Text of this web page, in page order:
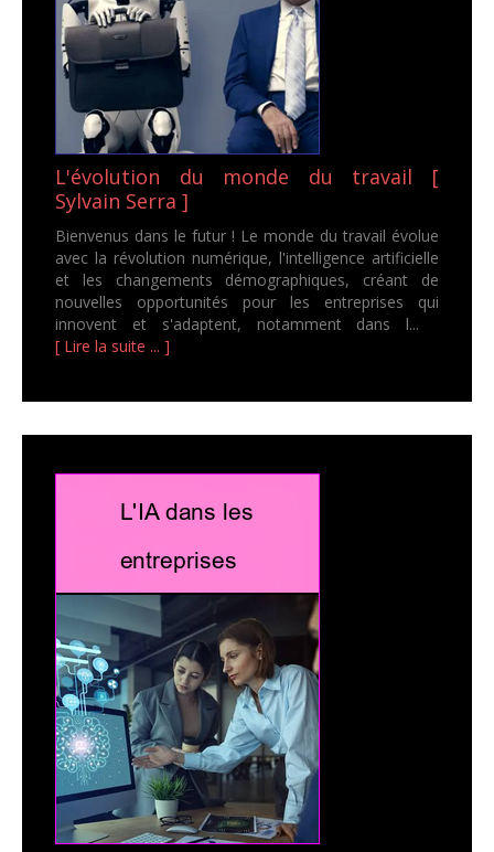
L'évolution du monde du travail [
Sylvain Serra ]
Bienvenus dans le futur ! Le monde du travail évolue
avec la révolution numérique, l'intelligence artificielle
et les changements démographiques, créant de
nouvelles opportunités pour les entreprises qui
innovent et s'adaptent, notamment dans l...
[ Lire la suite ... ]